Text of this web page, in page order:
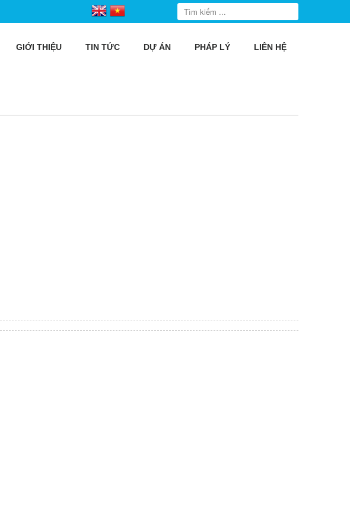
GIỚI THIỆU TIN TỨC DỰ ÁN PHÁP LÝ LIÊN HỆ